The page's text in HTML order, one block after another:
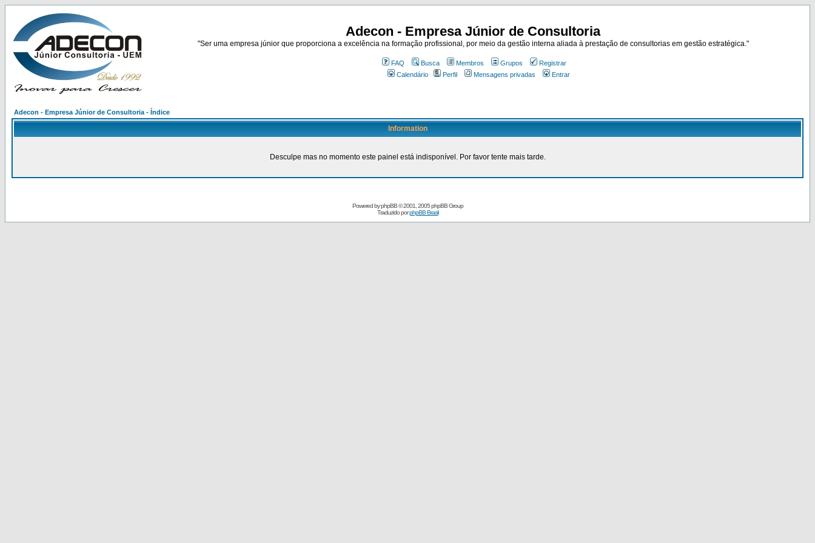
Adecon - Empresa Júnior de Consultoria
"Ser uma empresa júnior que proporciona a excelência na formação profissional, por meio da gestão interna aliada à prestação de consultorias em gestão estratégica."
FAQ Busca Membros Grupos
Registrar
Calendário
Perfil Mensagens privadas Entrar
Adecon - Empresa Júnior de Consultoria - Índice
Information
Desculpe mas no momento este painel está indisponível. Por favor tente mais tarde.
Powered byphpBB© 2001, 2005 phpBB Group
Traduzido porphpBB Brasil